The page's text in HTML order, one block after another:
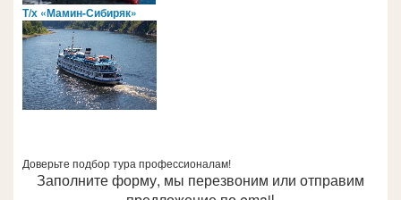
Т/х «Мамин-Сибиряк»
Доверьте подбор тура профессионалам!
Заполните форму, мы перезвоним или отправим